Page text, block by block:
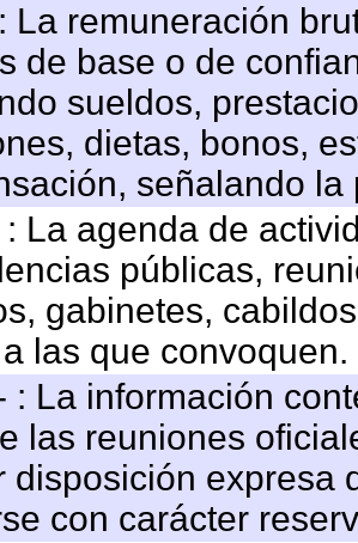
La remuneración
de base o de
sueldos,
dietas, bonos,
señalando
: La agenda de
públicas,
gabinetes,
las que convoquen.
: La información
las reuniones
disposición expresa
con carácter